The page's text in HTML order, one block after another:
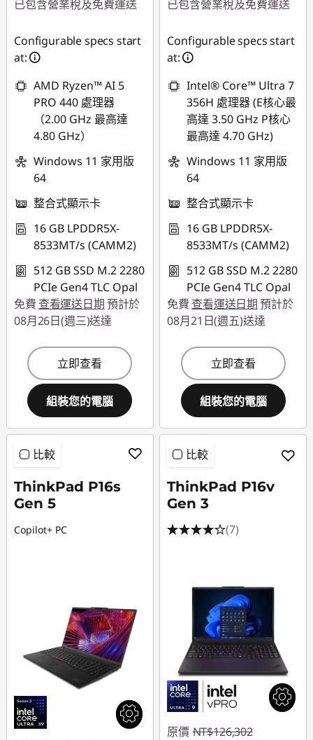
已包含營業稅及免費運送
NT$23,143
Configurable specs start
at:
AMD Ryzen™ AI 5
PRO 440 處理器
（2.00 GHz 最高達
4.80 GHz）
Windows 11 家用版
64
整合式顯示卡
16 GB LPDDR5X-
8533MT/s (CAMM2)
512 GB SSD M.2 2280
PCIe Gen4 TLC Opal
免費 查看運送日期預計於
08月26日(週三)送達
立即查看
組裝您的電腦
已包含營業稅及免費運送
NT$15,511
Configurable specs start
at:
Intel® Core™ Ultra 7
356H 處理器 (E核心最
高達 3.50 GHz P核心
最高達 4.70 GHz)
Windows 11 家用版
64
整合式顯示卡
16 GB LPDDR5X-
8533MT/s (CAMM2)
512 GB SSD M.2 2280
PCIe Gen4 TLC Opal
免費 查看運送日期預計於
08月21日(週五)送達
立即查看
組裝您的電腦
比較
ThinkPad P16s
Gen 5
Copilot+ PC
比較
ThinkPad P16v
Gen 3
(7)
原價 NT$126,302